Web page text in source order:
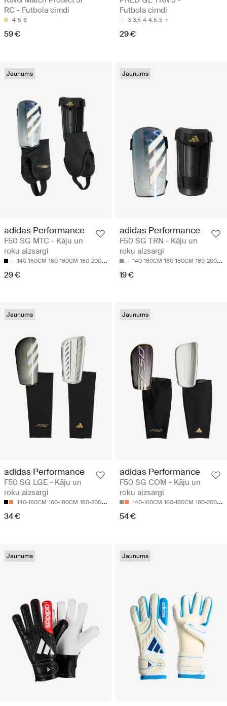
RC - Futbola cimdi
4 5 6
59 €
Futbola cimdi
3 3.5 4 4.5 5
29 €
Jaunums
adidas Performance
F50 SG MTC - Kāju un
roku aizsargi
140-160CM 160-180CM 180-200CM
29 €
Jaunums
adidas Performance
F50 SG TRN - Kāju un
roku aizsargi
140-160CM 160-180CM 180-200CM
19 €
Jaunums
adidas Performance
F50 SG LGE - Kāju un
roku aizsargi
140-160CM 160-180CM 180-200CM
34 €
Jaunums
adidas Performance
F50 SG COM - Kāju un
roku aizsargi
140-160CM 160-180CM 180-200CM
54 €
Jaunums Jaunums